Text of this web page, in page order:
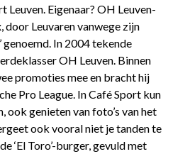
Leuven. Eigenaar? OH Leuven-
door Leuvaren vanwege zijn
genoemd. In 2004 tekende
OH Leuven. Binnen
promoties mee en bracht hij
Pro League. In Café Sport kun
ook genieten van foto’s van het
ook vooral niet je tanden te
‘El Toro’-burger, gevuld met